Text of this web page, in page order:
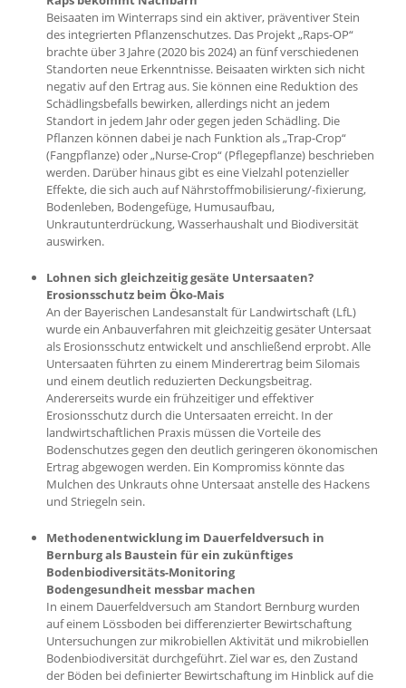
Beisaaten im Winterraps sind ein aktiver, präventiver Stein
des integrierten Pflanzenschutzes. Das Projekt „Raps-OP“
brachte über 3 Jahre (2020 bis 2024) an fünf verschiedenen
Standorten neue Erkenntnisse. Beisaaten wirkten sich nicht
negativ auf den Ertrag aus. Sie können eine Reduktion des
Schädlingsbefalls bewirken, allerdings nicht an jedem
Standort in jedem Jahr oder gegen jeden Schädling. Die
Pflanzen können dabei je nach Funktion als „Trap-Crop“
(Fangpflanze) oder „Nurse-Crop“ (Pflegepflanze) beschrieben
werden. Darüber hinaus gibt es eine Vielzahl potenzieller
Effekte, die sich auch auf Nährstoffmobilisierung/-fixierung,
Bodenleben, Bodengefüge, Humusaufbau,
Unkrautunterdrückung, Wasserhaushalt und Biodiversität
auswirken.
Lohnen sich gleichzeitig gesäte Untersaaten?
Erosionsschutz beim Öko-Mais
An der Bayerischen Landesanstalt für Landwirtschaft (LfL)
wurde ein Anbauverfahren mit gleichzeitig gesäter Untersaat
als Erosionsschutz entwickelt und anschließend erprobt. Alle
Untersaaten führten zu einem Minderertrag beim Silomais
und einem deutlich reduzierten Deckungsbeitrag.
Andererseits wurde ein frühzeitiger und effektiver
Erosionsschutz durch die Untersaaten erreicht. In der
landwirtschaftlichen Praxis müssen die Vorteile des
Bodenschutzes gegen den deutlich geringeren ökonomischen
Ertrag abgewogen werden. Ein Kompromiss könnte das
Mulchen des Unkrauts ohne Untersaat anstelle des Hackens
und Striegeln sein.
Methodenentwicklung im Dauerfeldversuch in
Bernburg als Baustein für ein zukünftiges
Bodenbiodiversitäts-Monitoring
Bodengesundheit messbar machen
In einem Dauerfeldversuch am Standort Bernburg wurden
auf einem Lössboden bei differenzierter Bewirtschaftung
Untersuchungen zur mikrobiellen Aktivität und mikrobiellen
Bodenbiodiversität durchgeführt. Ziel war es, den Zustand
der Böden bei definierter Bewirtschaftung im Hinblick auf die